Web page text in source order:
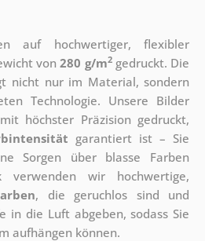
auf hochwertiger, flexibler
von280 g/m2gedruckt. Die
nicht nur im Material, sondern
Technologie. Unsere Bilder
höchster Präzision gedruckt,
garantiert ist – Sie
Sorgen über blasse Farben
verwenden wir hochwertige,
, die geruchlos sind und
in die Luft abgeben, sodass Sie
aufhängen können.